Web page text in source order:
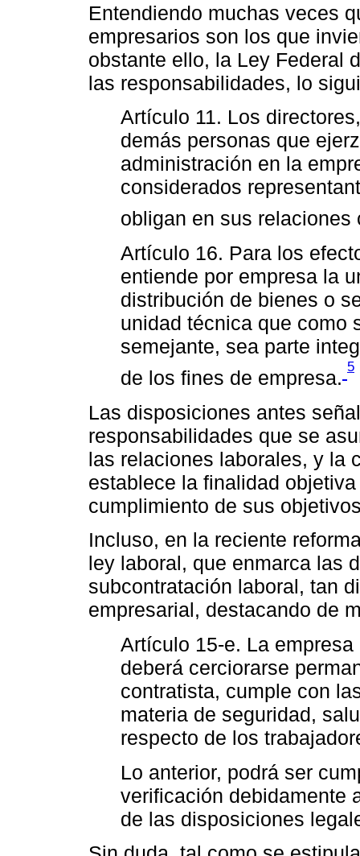
Entendiendo muchas veces
empresarios son los que
obstante ello, la Ley Federal
las responsabilidades, lo
Artículo 11. Los
demás personas que
administración en la
considerados
obligan en sus relaciones
Artículo 16. Para los
entiende por empresa la
distribución de bienes o
unidad técnica que como
semejante, sea parte
de los fines de empresa.
5
Las disposiciones antes
responsabilidades que se
las relaciones laborales, y la
establece la finalidad
cumplimiento de sus
Incluso, en la reciente
ley laboral, que enmarca las
subcontratación laboral, tan
empresarial, destacando de
Artículo 15-e. La
deberá cerciorarse
contratista, cumple con
materia de seguridad,
respecto de los
Lo anterior, podrá ser
verificación debidamente
de las disposiciones